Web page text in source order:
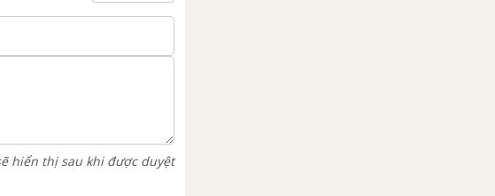
hiển thị sau khi được duyệt